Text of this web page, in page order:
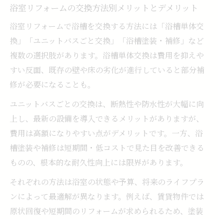
浴室リフォームの交換方法別メリットとデメリット
浴室リフォームで浴槽を交換する方法には「浴槽単体交
換」「ユニットバスごと交換」「浴槽塗装・補修」など
複数の選択肢があります。浴槽単体交換は費用を抑えや
すい反面、既存の壁や床の劣化が進行していると部分補
修が必要になることも。
ユニットバスごとの交換は、断熱性や防水性が大幅に向
上し、最新の設備を導入できるメリットがありますが、
費用は高額になりやすい点がデメリットです。一方、浴
槽塗装や補修は短期間・低コストで見た目を改善できる
ものの、根本的な耐久性向上には限界があります。
それぞれの方法は浴室の状態や予算、将来のライフプラ
ンによって最適解が異なります。例えば、賃貸物件では
原状回復や短期間のリフォームが求められるため、塗装